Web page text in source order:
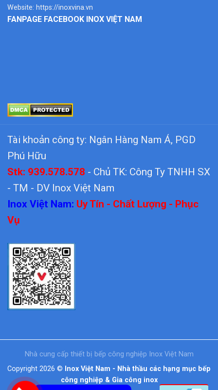
Website: https://inoxvina.vn
FANPAGE FACEBOOK INOX VIỆT NAM
Tài khoản công ty: Ngân Hàng Nam Á, PGD
Phú Hữu
Stk: 939.578.578 - Chủ TK: Công Ty TNHH SX
- TM - DV Inox Việt Nam
Inox Việt Nam: Uy Tín - Chất Lượng - Phục
Vụ
Nhà cung cấp thiết bị bếp công nghiệp Inox Việt Nam
Copyright 2026 © Inox Việt Nam - Nhà thầu các hạng mục bếp
công nghiệp & Gia công inox